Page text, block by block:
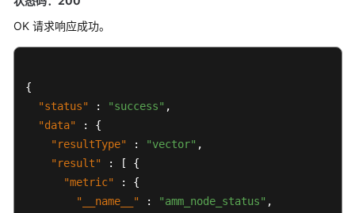
卡
拉
用
户
指
OK 请求响应成功。
{
"status"
: "success" ,
"data"
:
{
"resultType"
: "vector" ,
"result"
: [
{
"metric"
:
{
"__name__"
: "amm_node_status" ,